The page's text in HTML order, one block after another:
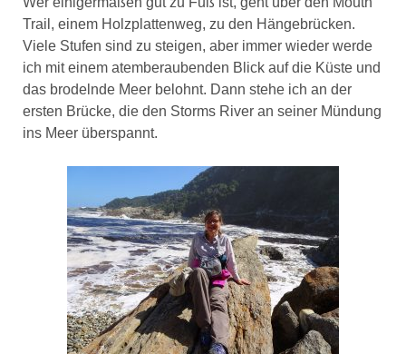
Trail, einem Holzplattenweg, zu den Hängebrücken.
Viele Stufen sind zu steigen, aber immer wieder werde
ich mit einem atemberaubenden Blick auf die Küste und
das brodelnde Meer belohnt. Dann stehe ich an der
ersten Brücke, die den Storms River an seiner Mündung
ins Meer überspannt.